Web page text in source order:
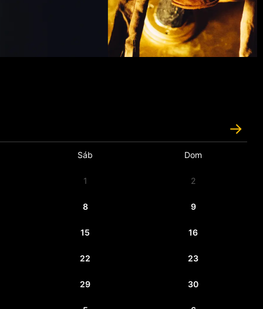
Sáb Dom
1 2
8 9
15 16
22 23
29 30